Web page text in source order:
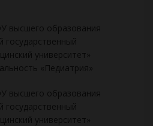
высшего образования
государственный
университет»
«Педиатрия»
высшего образования
государственный
университет»